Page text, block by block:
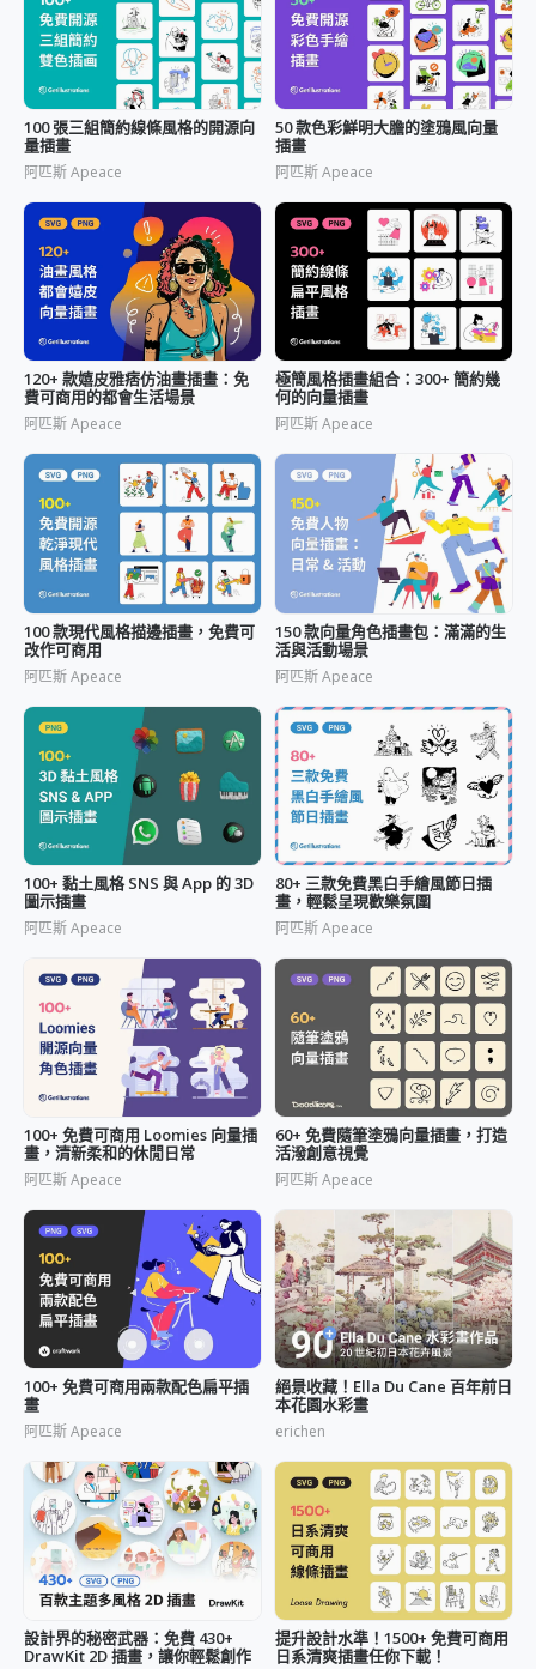
100 張三組簡約線條風格的開源向
量插畫
阿匹斯 Apeace
50 款色彩鮮明大膽的塗鴉風向量
插畫
阿匹斯 Apeace
120+ 款嬉皮雅痞仿油畫插畫：免
費可商用的都會生活場景
阿匹斯 Apeace
極簡風格插畫組合：300+ 簡約幾
何的向量插畫
阿匹斯 Apeace
100 款現代風格描邊插畫，免費可
改作可商用
阿匹斯 Apeace
150 款向量角色插畫包：滿滿的生
活與活動場景
阿匹斯 Apeace
100+ 黏土風格 SNS 與 App 的 3D
圖示插畫
阿匹斯 Apeace
80+ 三款免費黑白手繪風節日插
畫，輕鬆呈現歡樂氛圍
阿匹斯 Apeace
100+ 免費可商用 Loomies 向量插
畫，清新柔和的休閒日常
阿匹斯 Apeace
60+ 免費隨筆塗鴉向量插畫，打造
活潑創意視覺
阿匹斯 Apeace
100+ 免費可商用兩款配色扁平插
畫
阿匹斯 Apeace
絕景收藏！Ella Du Cane 百年前日
本花園水彩畫
erichen
設計界的秘密武器：免費 430+
DrawKit 2D 插畫，讓你輕鬆創作
提升設計水準！1500+ 免費可商用
日系清爽插畫任你下載！